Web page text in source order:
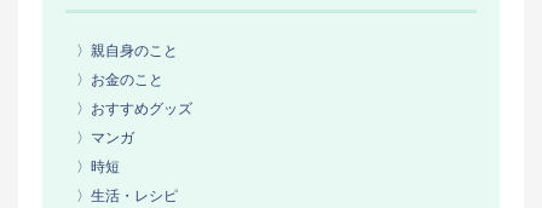
〉親自身のこと
〉お金のこと
〉おすすめグッズ
〉マンガ
〉時短
〉生活・レシピ